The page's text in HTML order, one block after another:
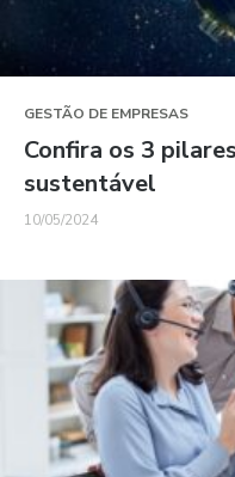
GESTÃO DE EMPRESAS
Confira os 3
sustentável
10/05/2024